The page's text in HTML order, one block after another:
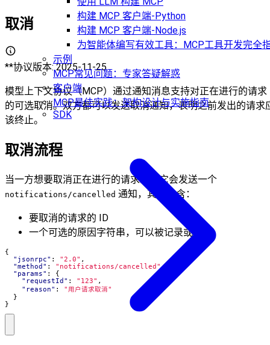
构建 MCP 客户端-Python
构建 MCP 客户端-Node.js
为智能体编写有效工具：MCP工具开发完全
示例
MCP常见问题：专家答疑解惑
客户端
MCP最佳实践：架构设计与实施指南
SDK
取消
**协议版本: 2025-11-25
模型上下文协议（MCP）通过通知消息支持对正在进行的请求
的可选取消。双方都可以发送取消通知，表明之前发出的请求
该终止。
取消流程
当一方想要取消正在进行的请求时，它会发送一个
notifications/cancelled 通知，其中包含：
要取消的请求的 ID
一个可选的原因字符串，可以被记录或显示
{
"jsonrpc" : "2.0" ,
"method" : "notifications/cancelled",
"params" :
{
"requestId" : "123" ,
"reason" :
"用户请求取消"
}
}